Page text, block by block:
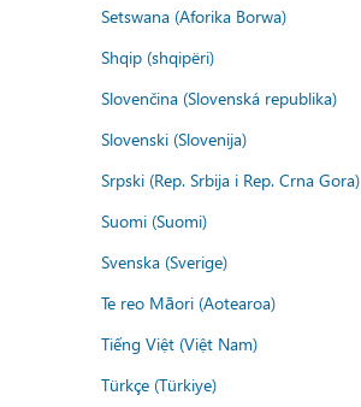
Setswana (Aforika Borwa)
Shqip (shqipëri)
Slovenčina (Slovenská republika)
Slovenski (Slovenija)
Srpski (Rep. Srbija i Rep. Crna Gora)
Suomi (Suomi)
Svenska (Sverige)
Te reo Māori (Aotearoa)
Tiếng Việt (Việt Nam)
Türkçe (Türkiye)